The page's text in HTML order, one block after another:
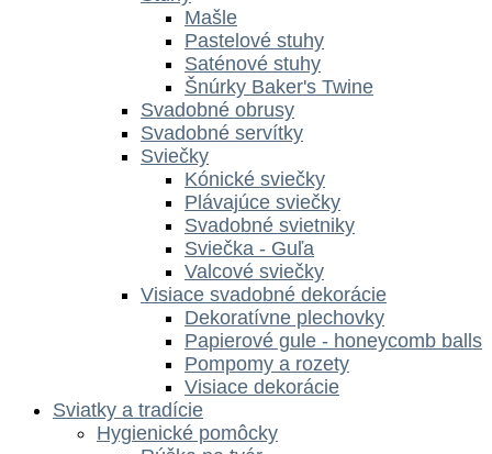
Mašle
Pastelové stuhy
Saténové stuhy
Šnúrky Baker's Twine
Svadobné obrusy
Svadobné servítky
Sviečky
Kónické sviečky
Plávajúce sviečky
Svadobné svietniky
Sviečka - Guľa
Valcové sviečky
Visiace svadobné dekorácie
Dekoratívne plechovky
Papierové gule - honeycomb balls
Pompomy a rozety
Visiace dekorácie
Sviatky a tradície
Hygienické pomôcky